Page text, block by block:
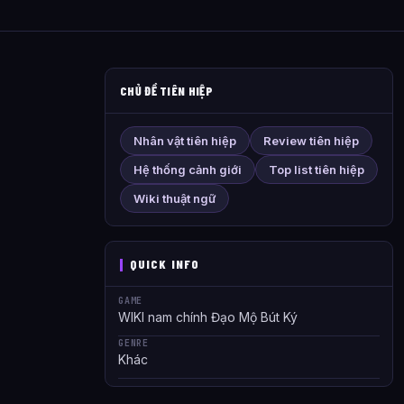
CHỦ ĐỀ TIÊN HIỆP
Nhân vật tiên hiệp
Review tiên hiệp
Hệ thống cảnh giới
Top list tiên hiệp
Wiki thuật ngữ
QUICK INFO
GAME
WIKI nam chính Đạo Mộ Bút Ký
GENRE
Khác